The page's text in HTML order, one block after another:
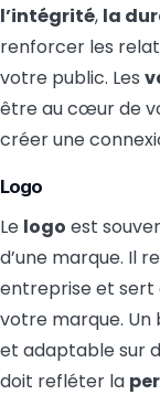
l’intégrité, la
renforcer les
votre public. Les
être au cœur de
créer une
Logo
Le logo est
d’une marque. Il
entreprise et sert
votre marque. Un
et adaptable sur
doit refléter la